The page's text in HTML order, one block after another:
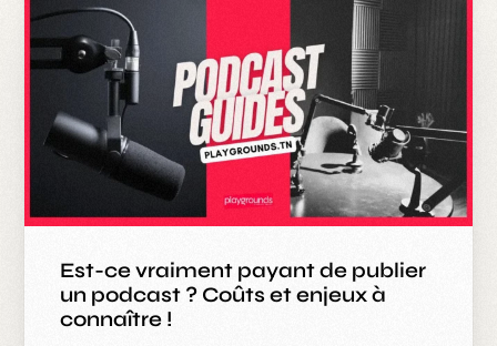
Est-ce vraiment payant de publier
un podcast ? Coûts et enjeux à
connaître !